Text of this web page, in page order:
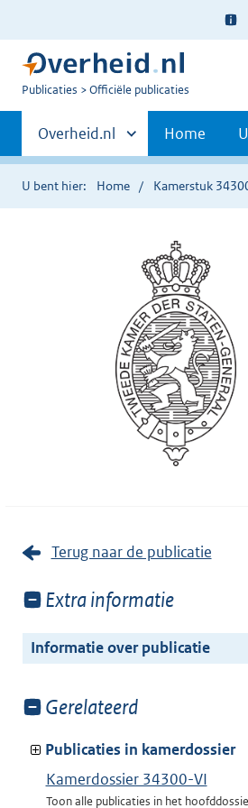
Ter
U
Publicaties Officiële publicaties
Primaire
navigatie
Andere
sites
binnen
Overheid.nl Home
U bent hier: Home Kamerstuk
Terug naar de publicatie
Toon
van:
Extra informatie
Informatie over publicatie
Toon
van:
Gerelateerd
Publicaties in kamerdossier
Kamerdossier 34300-VI
Toon alle publicaties in het